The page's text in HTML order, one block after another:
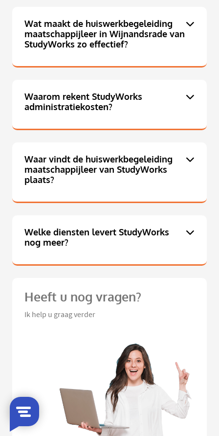
Wat maakt de huiswerkbegeleiding
maatschappijleer in Wijnandsrade van
StudyWorks zo effectief?
Waarom rekent StudyWorks
administratiekosten?
Waar vindt de huiswerkbegeleiding
maatschappijleer van StudyWorks
plaats?
Welke diensten levert StudyWorks
nog meer?
Heeft u nog vragen?
Ik help u graag verder